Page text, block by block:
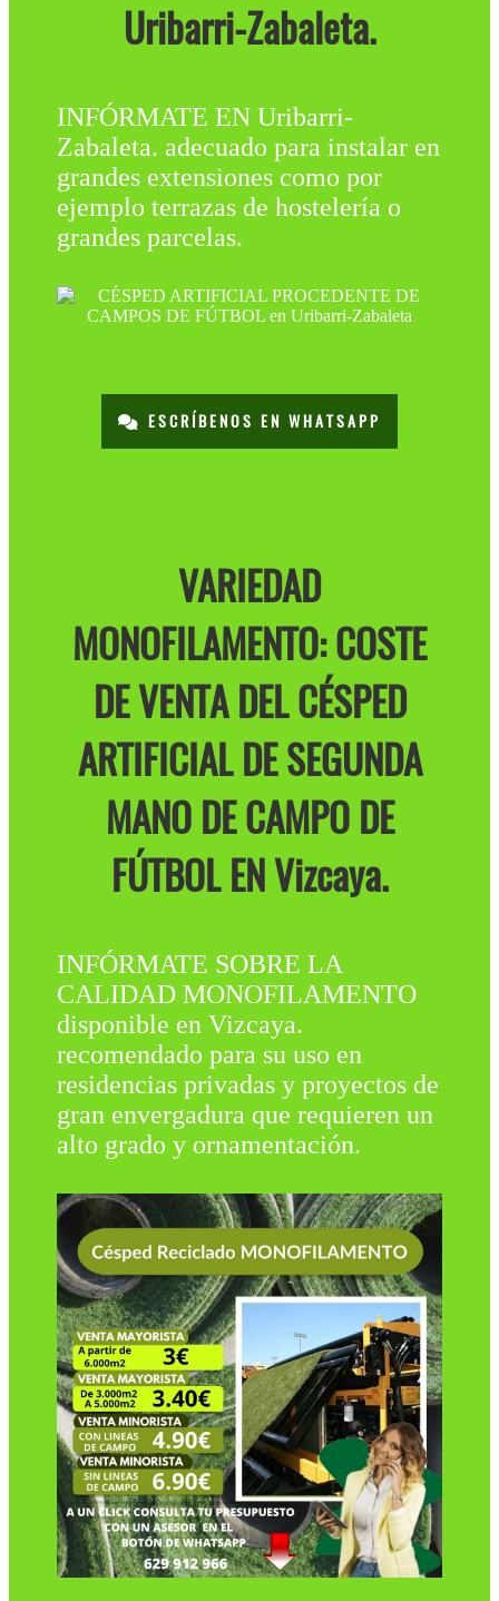
Uribarri-Zabaleta.
INFÓRMATE EN Uribarri-
Zabaleta. adecuado para instalar en
grandes extensiones como por
ejemplo terrazas de hostelería o
grandes parcelas.
ESCRÍBENOS EN WHATSAPP
VARIEDAD
MONOFILAMENTO: COSTE
DE VENTA DEL CÉSPED
ARTIFICIAL DE SEGUNDA
MANO DE CAMPO DE
FÚTBOL EN Vizcaya.
INFÓRMATE SOBRE LA
CALIDAD MONOFILAMENTO
disponible en Vizcaya.
recomendado para su uso en
residencias privadas y proyectos de
gran envergadura que requieren un
alto grado y ornamentación.